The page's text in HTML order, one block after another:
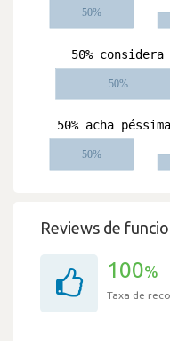
Reviews de
100%
Taxa de